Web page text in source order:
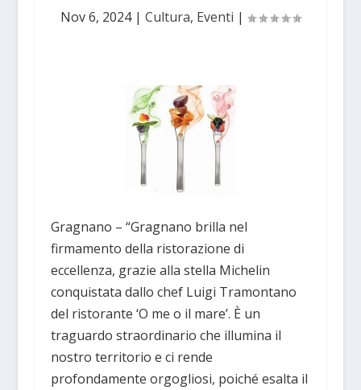
Nov 6, 2024| Cultura, Eventi |
Gragnano – “Gragnano brilla nel
firmamento della ristorazione di
eccellenza, grazie alla stella Michelin
conquistata dallo chef Luigi Tramontano
del ristorante ‘O me o il mare’. È un
traguardo straordinario che illumina il
nostro territorio e ci rende
profondamente orgogliosi, poiché esalta il